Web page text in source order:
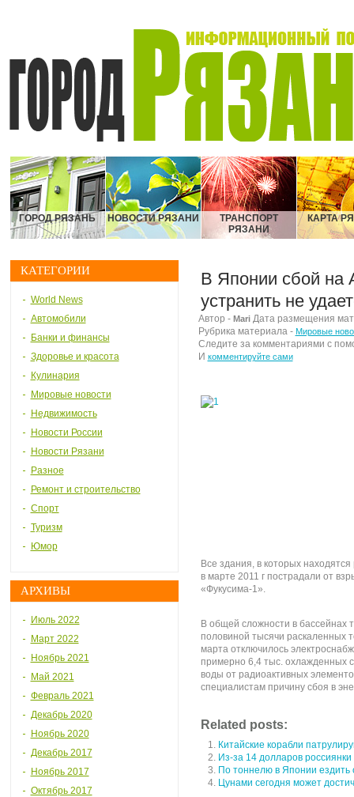
ГОРОД РЯЗАНЬ НОВОСТИ РЯЗАНИ
ТРАНСПОРТ
РЯЗАНИ
КАРТА
КАТЕГОРИИ
World News
Автомобили
Банки и финансы
Здоровье и красота
Кулинария
Мировые новости
Недвижимость
Новости России
Новости Рязани
Разное
Ремонт и строительство
Спорт
Туризм
Юмор
АРХИВЫ
Июль 2022
Март 2022
Ноябрь 2021
Май 2021
Февраль 2021
Декабрь 2020
Ноябрь 2020
Декабрь 2017
Ноябрь 2017
Октябрь 2017
В Японии сбой на
устранить не
Автор - MariДата размещения
Рубрика материала - Мировые
Следите за комментариями с
И комментируйте сами
Все здания, в которых
в марте 2011 г пострадали от
«Фукусима-1».
В общей сложности в бассейнах
половиной тысячи раскаленных
марта отключилось
примерно 6,4 тыс. охлажденных
воды от радиоактивных
специалистам причину сбоя в
Related posts:
Китайские корабли
Из-за 14 долларов
По тоннелю в Японии ездить
Цунами сегодня может